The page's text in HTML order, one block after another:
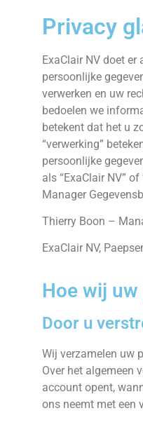
Privacy
ExaClair NV doet
persoonlijke
verwerken en uw
bedoelen we
betekent dat het u
“verwerking”
persoonlijke
als “ExaClair NV”
Manager
Thierry Boon –
ExaClair NV,
Hoe wij
Door u
Wij verzamelen uw
Over het algemeen
account opent,
ons neemt met een